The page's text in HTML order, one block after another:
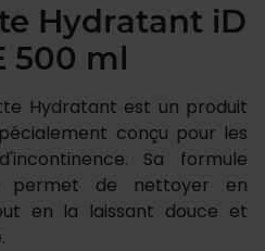
Hydratant iD
500 ml
Hydratant est un produit
conçu pour les
Sa formule
permet de nettoyer en
en la laissant douce et